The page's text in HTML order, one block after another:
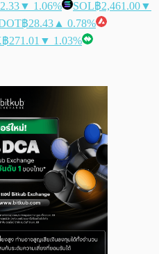
▼ 1.06% SOL฿2,461.00▼
฿28.43 ▲ 0.78%
฿271.01 ▼ 1.03%